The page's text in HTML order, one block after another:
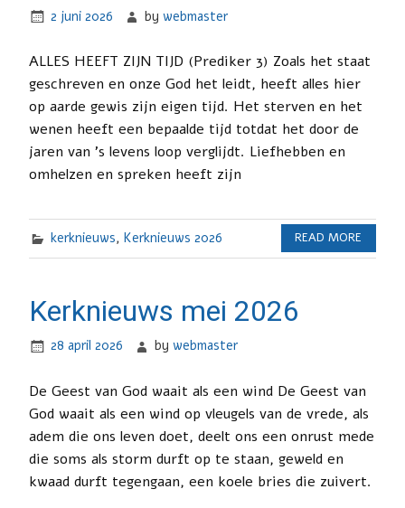
2 juni 2026 bywebmaster
ALLES HEEFT ZIJN TIJD (Prediker 3) Zoals het staat
geschreven en onze God het leidt, heeft alles hier
op aarde gewis zijn eigen tijd. Het sterven en het
wenen heeft een bepaalde tijd totdat het door de
jaren van ’s levens loop verglijdt. Liefhebben en
omhelzen en spreken heeft zijn
kerknieuws, Kerknieuws 2026 READ MORE
Kerknieuws mei 2026
28 april 2026 bywebmaster
De Geest van God waait als een wind De Geest van
God waait als een wind op vleugels van de vrede, als
adem die ons leven doet, deelt ons een onrust mede
die soms als storm durft op te staan, geweld en
kwaad durft tegengaan, een koele bries die zuivert.